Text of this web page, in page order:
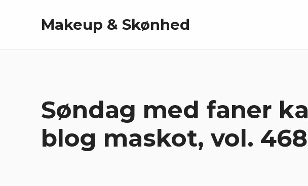
Makeup & Skønhed
Søndag med faner
blog maskot, vol. 468